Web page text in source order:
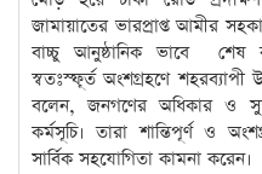
জামায়াতের ভারপ্রাপ্ত আমীর
বাচ্চু আনুষ্ঠানিক ভাবে শেষ
স্বতঃস্ফূর্ত অংশগ্রহণে
বলেন, জনগণের অধিকার ও
কর্মসূচি। তারা শান্তিপূর্ণ ও
সার্বিক সহযোগিতা কামনা করেন।